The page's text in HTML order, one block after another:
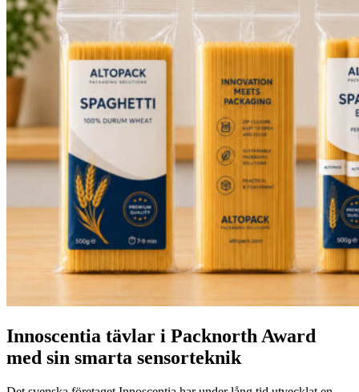
Innoscentia tävlar i Packnorth Award
med sin smarta sensorteknik